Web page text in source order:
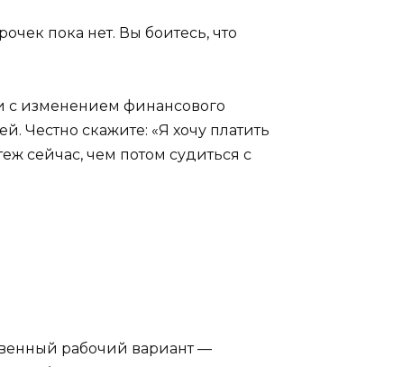
пока нет. Вы боитесь, что
с изменением финансового
скажите: «Я хочу платить
сейчас, чем потом судиться с
рабочий вариант —